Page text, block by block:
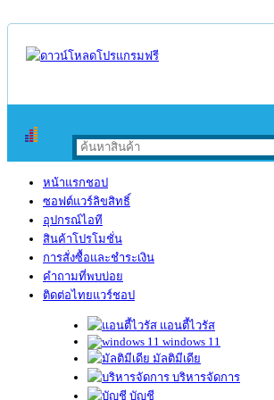
หน้าแรกชอป
ซอฟต์แวร์ลิขสิทธิ์
อุปกรณ์ไอที
สินค้าโปรโมชั่น
การสั่งซื้อและชำระเงิน
คำถามที่พบบ่อย
ติดต่อไทยแวร์ชอป
แอนตี้ไวรัส
windows 11
มัลติมีเดีย
บริหารจัดการ
บัญชี